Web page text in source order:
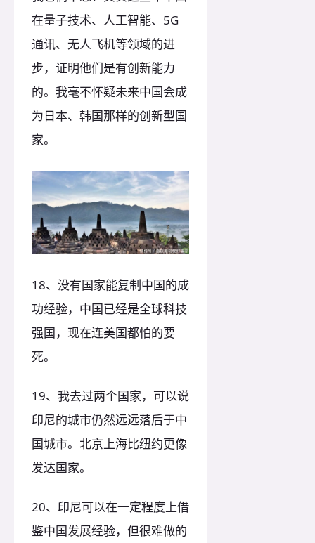
在量子技术、人工智能、5G
通讯、无人飞机等领域的进
步，证明他们是有创新能力
的。我毫不怀疑未来中国会成
为日本、韩国那样的创新型国
家。
18、没有国家能复制中国的成
功经验，中国已经是全球科技
强国，现在连美国都怕的要
死。
19、我去过两个国家，可以说
印尼的城市仍然远远落后于中
国城市。北京上海比纽约更像
发达国家。
20、印尼可以在一定程度上借
鉴中国发展经验，但很难做的